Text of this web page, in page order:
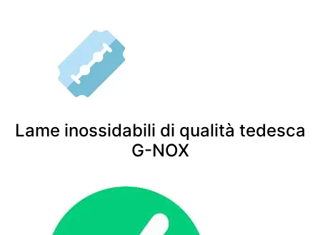
Lame inossidabili di qualità tedesca
G-NOX